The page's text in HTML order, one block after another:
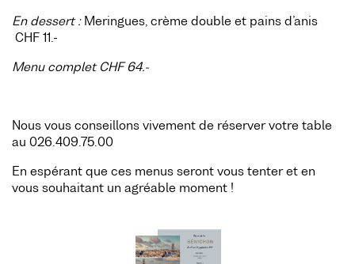
En dessert : Meringues, crème double et pains d’anis
CHF 11.-
Menu complet CHF 64.-
Nous vous conseillons vivement de réserver votre table
au 026.409.75.00
En espérant que ces menus seront vous tenter et en
vous souhaitant un agréable moment !